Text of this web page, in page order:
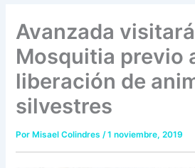
Avanzada
Mosquitia previo
liberación de
silvestres
Por Misael Colindres/1 noviembre, 2019